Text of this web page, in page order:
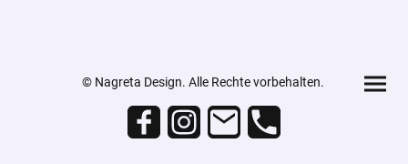
© Nagreta Design. Alle Rechte vorbehalten.